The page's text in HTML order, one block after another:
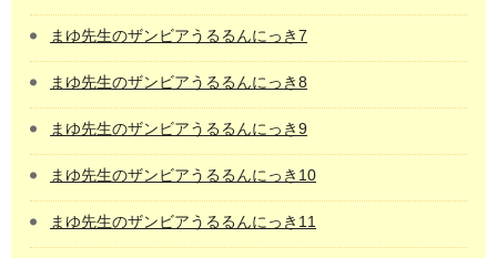
まゆ先生のザンビアうるるんにっき7
まゆ先生のザンビアうるるんにっき8
まゆ先生のザンビアうるるんにっき9
まゆ先生のザンビアうるるんにっき10
まゆ先生のザンビアうるるんにっき11